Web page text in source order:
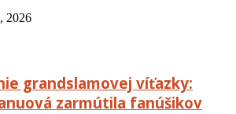
2026
grandslamovej víťazky:
zarmútila fanúšikov